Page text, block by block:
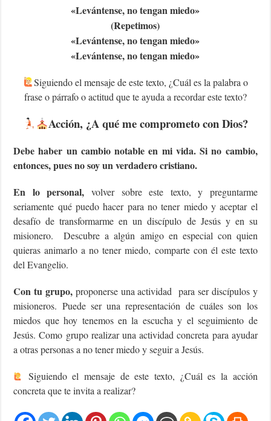
«Levántense, no tengan miedo»
(Repetimos)
«Levántense, no tengan miedo»
«Levántense, no tengan miedo»
Siguiendo el mensaje de este texto, ¿Cuál es la palabra o
frase o párrafo o actitud que te ayuda a recordar este texto?
Acción, ¿A qué me comprometo con Dios?
Debe haber un cambio notable en mi vida. Si no cambio,
entonces, pues no soy un verdadero cristiano.
En lo personal, volver sobre este texto, y preguntarme
seriamente qué puedo hacer para no tener miedo y aceptar el
desafío de transformarme en un discípulo de Jesús y en su
misionero. Descubre a algún amigo en especial con quien
quieras animarlo a no tener miedo, comparte con él este texto
del Evangelio.
Con tu grupo,proponerse una actividad para ser discípulos y
misioneros. Puede ser una representación de cuáles son los
miedos que hoy tenemos en la escucha y el seguimiento de
Jesús. Como grupo realizar una actividad concreta para ayudar
a otras personas a no tener miedo y seguir a Jesús.
Siguiendo el mensaje de este texto, ¿Cuál es la acción
concreta que te invita a realizar?